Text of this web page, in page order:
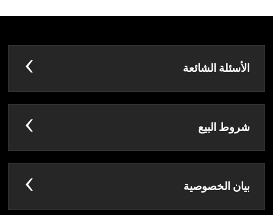
الأسئلة الشائعة
شروط البيع
بيان الخصوصية